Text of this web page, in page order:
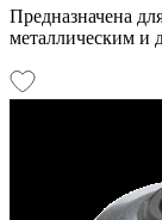
Предназначена
металлическим и